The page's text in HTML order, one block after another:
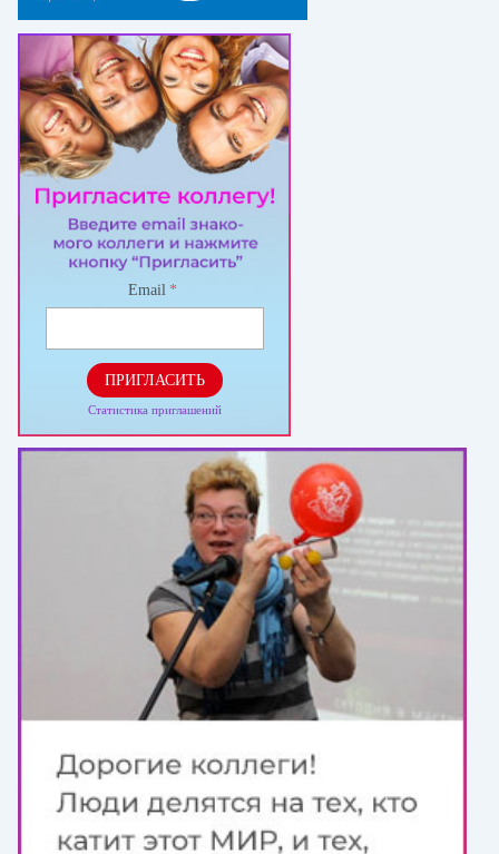
Email *
ПРИГЛАСИТЬ
Статистика приглашений